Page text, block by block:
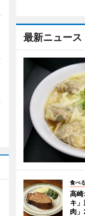
最新ニュース
食べる
高
キ
肉